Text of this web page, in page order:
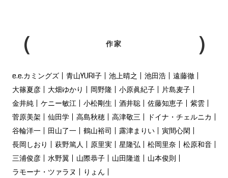
作家
e.e.カミングズ 青山YURI子 池上晴之 池田浩
遠藤徹
大篠夏彦
大畑ゆかり 岡野隆 小原眞紀子
片島麦子
金井純
ケニー敏江 小松剛生 酒井聡 佐藤知恵子
紫雲
菅原美架
仙田学 高島秋穂 高津敬三
ドイナ・チェルニカ
谷輪洋一
田山了一 鶴山裕司 露津まりい
寅間心閑
長岡しおり
萩野篤人 原里実 星隆弘 松岡里奈
松原和音
三浦俊彦
水野翼 山際恭子 山田隆道
山本俊則
ラモーナ・ツァラヌ
りょん